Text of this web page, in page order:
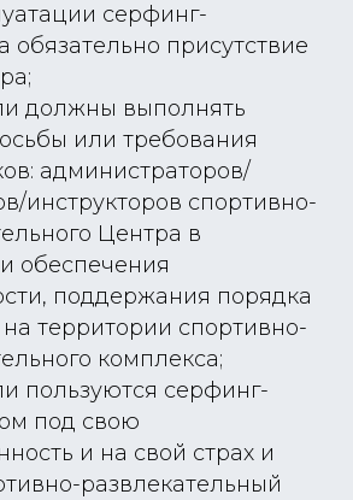
серфинг-
обязательно присутствие
должны выполнять
или требования
администраторов/
инструкторов спортивно-
Центра в
обеспечения
поддержания порядка
территории спортивно-
комплекса;
пользуются серфинг-
под свою
и на свой страх и
развлекательный